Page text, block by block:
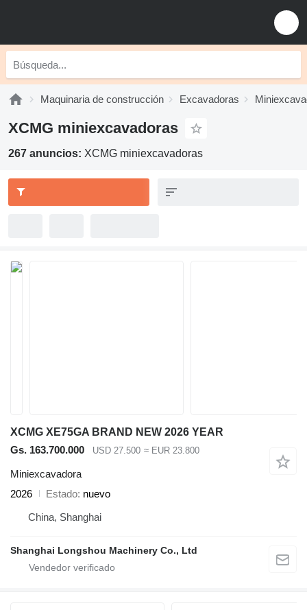
Maquinaria de construcción Excavadoras
XCMG miniexcavadoras
267 anuncios: XCMG miniexcavadoras
XCMG XE75GA BRAND NEW 2026 YEAR
Gs. 163.700.000
USD 27.500 ≈ EUR 23.800
Miniexcavadora
2026
Estado nuevo
China, Shanghai
Shanghai Longshou Machinery Co., Ltd